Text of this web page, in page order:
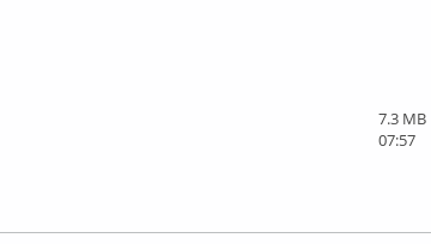
7.3 MB
07:57